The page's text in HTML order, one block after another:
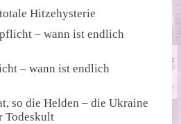
Hitzehysterie
– wann ist endlich
– wann ist endlich
so die Helden – die Ukraine
Todeskult